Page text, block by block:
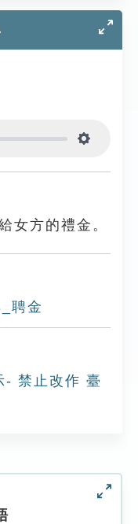
女方的禮金。
聘金
- 禁止改作 臺